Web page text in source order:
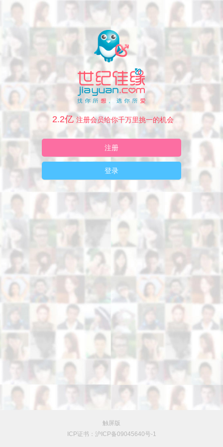
2.2亿 注册会员给你千万里挑一的机会
注册
登录
触屏版
ICP证书：沪ICP备09045640号-1